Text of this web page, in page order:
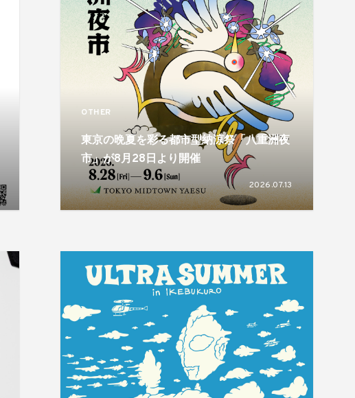
OTHER
東京の晩夏を彩る都市型納涼祭「八重洲夜
市」が8月28日より開催
2026.07.13